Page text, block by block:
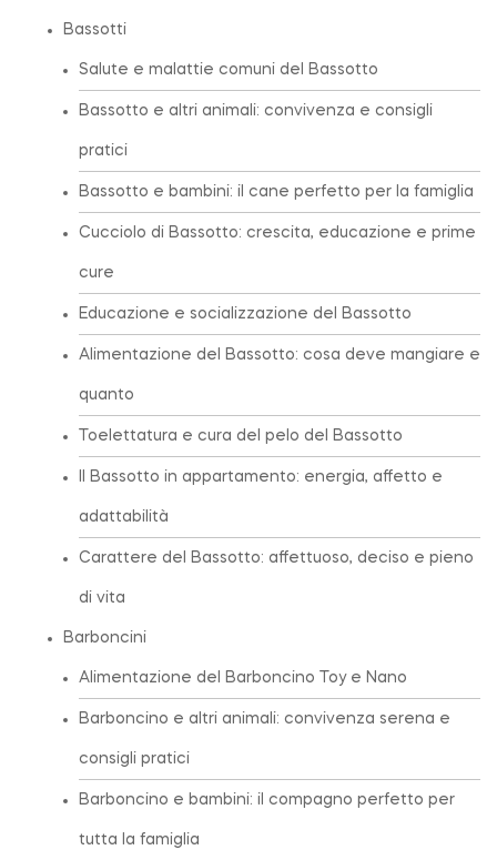
Bassotti
Salute e malattie comuni del Bassotto
Bassotto e altri animali: convivenza e consigli
pratici
Bassotto e bambini: il cane perfetto per la famiglia
Cucciolo di Bassotto: crescita, educazione e prime
cure
Educazione e socializzazione del Bassotto
Alimentazione del Bassotto: cosa deve mangiare e
quanto
Toelettatura e cura del pelo del Bassotto
Il Bassotto in appartamento: energia, affetto e
adattabilità
Carattere del Bassotto: affettuoso, deciso e pieno
di vita
Barboncini
Alimentazione del Barboncino Toy e Nano
Barboncino e altri animali: convivenza serena e
consigli pratici
Barboncino e bambini: il compagno perfetto per
tutta la famiglia